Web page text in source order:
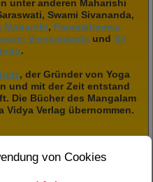
unter anderen Maharishi
Swami Sivananda,
Maharshi, Paramahamsa
Vivekanandaund Sri
.
, der Gründer von Yoga
und mit der Zeit entstand
Die Bücher des Mangalam
Vidya Verlag übernommen.
von Cookies